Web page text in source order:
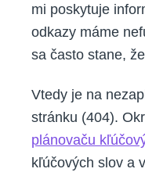
mi poskytuje
odkazy máme
sa často stane,
Vtedy je na
stránku (404).
plánovaču
kľúčových slov a